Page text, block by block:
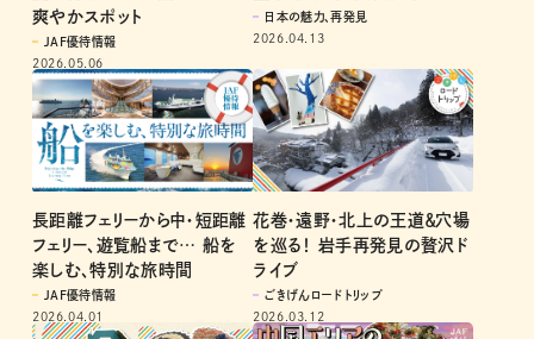
爽やかスポット
JAF優待情報
2026.05.06
日本の魅力、再発見
2026.04.13
長距離フェリーから中・短距離
フェリー、遊覧船まで… 船を
楽しむ、特別な旅時間
JAF優待情報
2026.04.01
花巻・遠野・北上の王道＆穴場
を巡る！ 岩手再発見の贅沢ド
ライブ
ごきげんロードトリップ
2026.03.12